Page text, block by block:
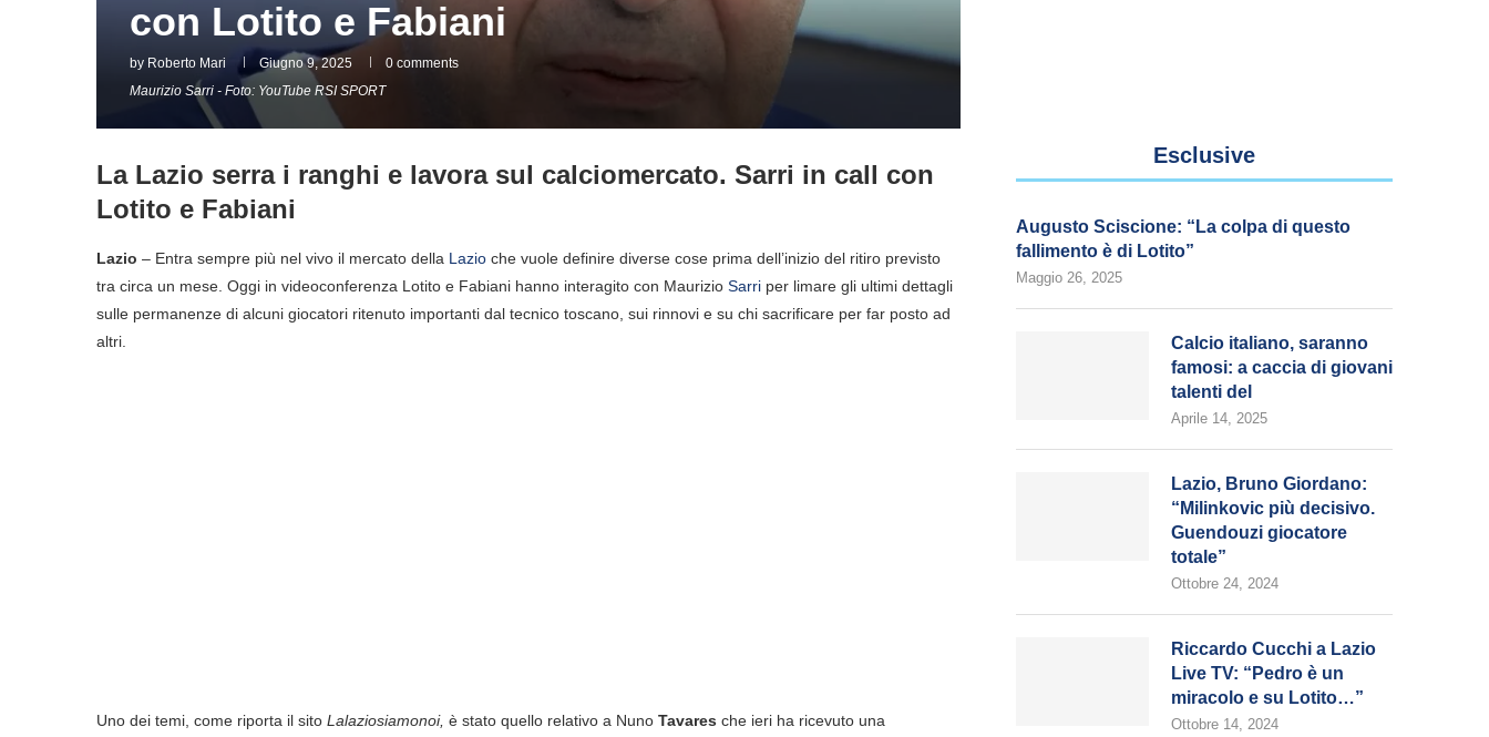
con Lotito e Fabiani
by Roberto Mari Giugno 9, 2025
0 comments
Maurizio Sarri - Foto: YouTube RSI SPORT
La Lazio serra i ranghi e lavora sul calciomercato. Sarri in call con
Lotito e Fabiani
Lazio – Entra sempre più nel vivo il mercato della Lazio che vuole definire diverse cose prima dell’inizio del ritiro previsto
tra circa un mese. Oggi in videoconferenza Lotito e Fabiani hanno interagito con Maurizio Sarri per limare gli ultimi dettagli
sulle permanenze di alcuni giocatori ritenuto importanti dal tecnico toscano, sui rinnovi e su chi sacrificare per far posto ad
altri.
Uno dei temi, come riporta il sito Lalaziosiamonoi, è stato quello relativo a Nuno Tavares che ieri ha ricevuto una
Esclusive
Augusto Sciscione: “La colpa di questo
fallimento è di Lotito”
Maggio 26, 2025
Calcio italiano, saranno
famosi: a caccia di giovani
talenti del
Aprile 14, 2025
Lazio, Bruno Giordano:
“Milinkovic più decisivo.
Guendouzi giocatore
totale”
Ottobre 24, 2024
Riccardo Cucchi a Lazio
Live TV: “Pedro è un
miracolo e su Lotito…”
Ottobre 14, 2024